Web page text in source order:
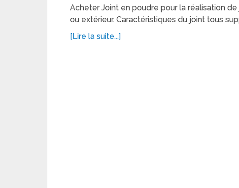
Acheter Joint en poudre pour la réalisation
ou extérieur. Caractéristiques du joint tous
[Lire la suite...]